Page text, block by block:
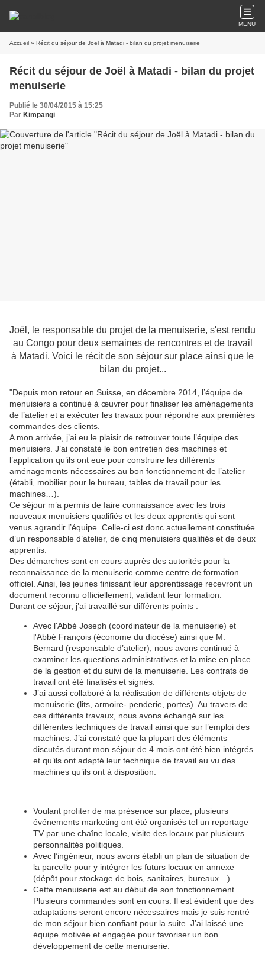
MENU
Accueil » Récit du séjour de Joël à Matadi - bilan du projet menuiserie
Récit du séjour de Joël à Matadi - bilan du projet
menuiserie
Publié le 30/04/2015 à 15:25
Par Kimpangi
Joël, le responsable du projet de la menuiserie, s'est rendu
au Congo pour deux semaines de rencontres et de travail
à Matadi. Voici le récit de son séjour sur place ainsi que le
bilan du projet...
"Depuis mon retour en Suisse, en décembre 2014, l’équipe de
menuisiers a continué à œuvrer pour finaliser les aménagements
de l’atelier et a exécuter les travaux pour répondre aux premières
commandes des clients.
A mon arrivée, j’ai eu le plaisir de retrouver toute l’équipe des
menuisiers. J’ai constaté le bon entretien des machines et
l’application qu’ils ont eue pour construire les différents
aménagements nécessaires au bon fonctionnement de l’atelier
(établi, mobilier pour le bureau, tables de travail pour les
machines…).
Ce séjour m’a permis de faire connaissance avec les trois
nouveaux menuisiers qualifiés et les deux apprentis qui sont
venus agrandir l’équipe. Celle-ci est donc actuellement constituée
d’un responsable d’atelier, de cinq menuisiers qualifiés et de deux
apprentis.
Des démarches sont en cours auprès des autorités pour la
reconnaissance de la menuiserie comme centre de formation
officiel. Ainsi, les jeunes finissant leur apprentissage recevront un
document reconnu officiellement, validant leur formation.
Durant ce séjour, j’ai travaillé sur différents points :
Avec l'Abbé Joseph (coordinateur de la menuiserie) et
l'Abbé François (économe du diocèse) ainsi que M.
Bernard (responsable d’atelier), nous avons continué à
examiner les questions administratives et la mise en place
de la gestion et du suivi de la menuiserie. Les contrats de
travail ont été finalisés et signés.
J’ai aussi collaboré à la réalisation de différents objets de
menuiserie (lits, armoire- penderie, portes). Au travers de
ces différents travaux, nous avons échangé sur les
différentes techniques de travail ainsi que sur l’emploi des
machines. J’ai constaté que la plupart des éléments
discutés durant mon séjour de 4 mois ont été bien intégrés
et qu’ils ont adapté leur technique de travail au vu des
machines qu’ils ont à disposition.
Voulant profiter de ma présence sur place, plusieurs
événements marketing ont été organisés tel un reportage
TV par une chaîne locale, visite des locaux par plusieurs
personnalités politiques.
Avec l’ingénieur, nous avons établi un plan de situation de
la parcelle pour y intégrer les futurs locaux en annexe
(dépôt pour stockage de bois, sanitaires, bureaux…)
Cette menuiserie est au début de son fonctionnement.
Plusieurs commandes sont en cours. Il est évident que des
adaptations seront encore nécessaires mais je suis rentré
de mon séjour bien confiant pour la suite. J’ai laissé une
équipe motivée et engagée pour favoriser un bon
développement de cette menuiserie.